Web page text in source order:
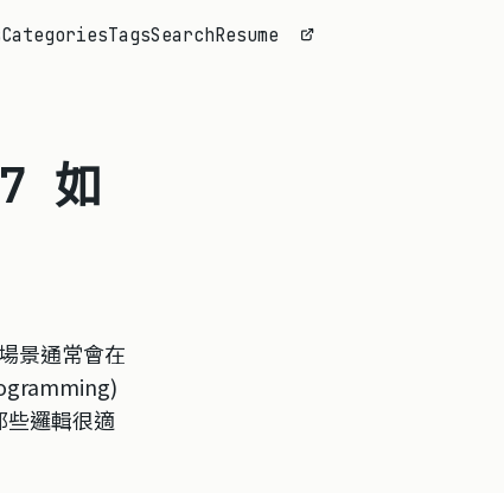
CategoriesTagsSearchResume
如
景通常會在
邏輯很適